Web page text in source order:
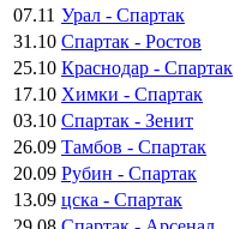
07.11 Урал - Спартак
31.10 Спартак - Ростов
25.10 Краснодар - Спартак
17.10 Химки - Спартак
03.10 Спартак - Зенит
26.09 Тамбов - Спартак
20.09 Рубин - Спартак
13.09 цска - Спартак